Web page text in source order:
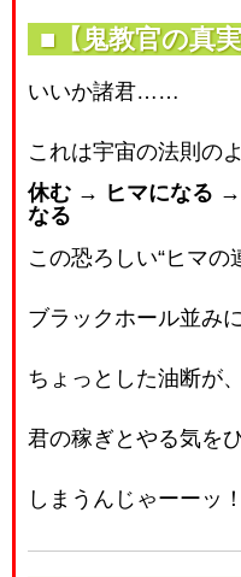
■【鬼教官の真実
いいか諸君……
これは宇宙の法則
休む → ヒマになる
なる
この恐ろしい“ヒマの
ブラックホール並み
ちょっとした油断が、
君の稼ぎとやる気を
しまうんじゃーーッ！